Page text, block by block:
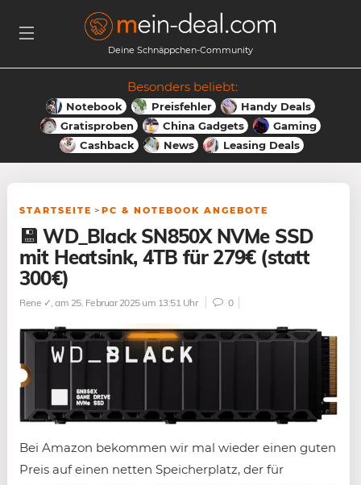
Deine Schnäppchen-Community
Besonders beliebt:
Notebook Preisfehler
Handy Deals
Gratisproben
China Gadgets
Gaming
Cashback
News Leasing Deals
STARTSEITE > PC & NOTEBOOK ANGEBOTE
💾 WD_Black SN850X NVMe SSD
mit Heatsink, 4TB für 279€ (statt
300€)
Rene ✓, am 25. Februar 2025 um 13:51 Uhr 0
Bei Amazon bekommen wir mal wieder einen guten
Preis auf einen netten Speicherplatz, der für